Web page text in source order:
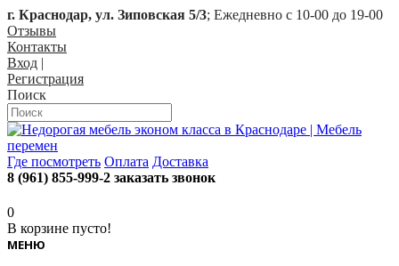
г. Краснодар, ул. Зиповская 5/3; Ежедневно с 10-00 до 19-00
Отзывы
Контакты
Вход |
Регистрация
Поиск
Где посмотреть Оплата Доставка
8 (961) 855-999-2 заказать звонок
0
В корзине пусто!
МЕНЮ